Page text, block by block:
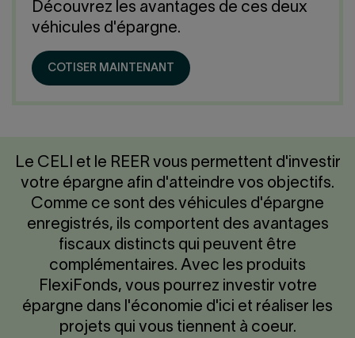
Nous joindre
English
Découvrez les avantages de ces deux
véhicules d'épargne.
COTISER MAINTENANT
Le CELI et le REER vous permettent d'investir
votre épargne afin d'atteindre vos objectifs.
Comme ce sont des véhicules d'épargne
enregistrés, ils comportent des avantages
fiscaux distincts qui peuvent être
complémentaires. Avec les produits
FlexiFonds, vous pourrez investir votre
épargne dans l'économie d'ici et réaliser les
projets qui vous tiennent à coeur.